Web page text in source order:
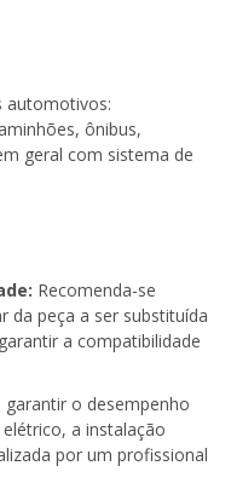
automotivos:
ônibus,
geral com sistema de
Recomenda-se
da peça a ser substituída
a compatibilidade
garantir o desempenho
a instalação
por um profissional